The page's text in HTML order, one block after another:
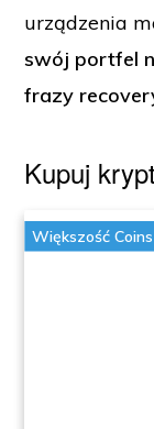
urządzenia
swój portfel
frazy
Kupuj
Większość Coins